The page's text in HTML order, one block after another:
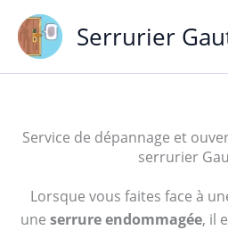
contenu
Serrurier
Service de dépannage et
serrurier
Lorsque vous faites face à
une serrure endommagée, il